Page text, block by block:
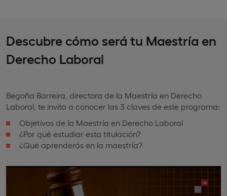
Descubre cómo será tu Maestría en
Derecho Laboral
Begoña Barreira, directora de la Maestría en Derecho
Laboral, te invita a conocer las 3 claves de este programa:
Objetivos de la Maestría en Derecho Laboral
¿Por qué estudiar esta titulación?
¿Qué aprenderás en la maestría?